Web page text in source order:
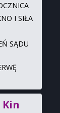
I SIŁA
SĄDU